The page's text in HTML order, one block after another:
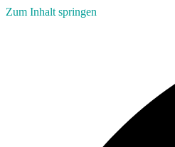
Zum Inhalt springen